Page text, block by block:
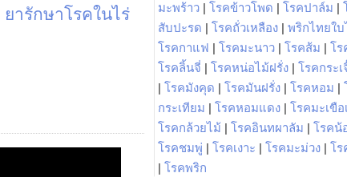
ยารักษาโรคในไร่
มะพร้าว | โรคข้าวโพด | โรคปาล์ม |
สับปะรด | โรคถั่วเหลือง | พริกไทยใ
โรคกาแฟ | โรคมะนาว | โรคส้ม | โร
โรคลิ้นจี่ | โรคหน่อไม้ฝรั่ง | โรคกระ
| โรคมังคุด | โรคมันฝรั่ง | โรคหอม |
กระเทียม | โรคหอมแดง | โรคมะเขือ
โรคกล้วยไม้ | โรคอินทผาลัม | โรคน้
โรคชมพู่ | โรคเงาะ | โรคมะม่วง | โร
| โรคพริก